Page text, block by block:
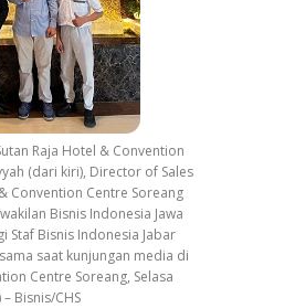
Raja Hotel & Convention
(dari kiri), Director of Sales
Convention Centre Soreang
Bisnis Indonesia Jawa
Staf Bisnis Indonesia Jabar
saat kunjungan media di
Centre Soreang, Selasa
Bisnis/CHS